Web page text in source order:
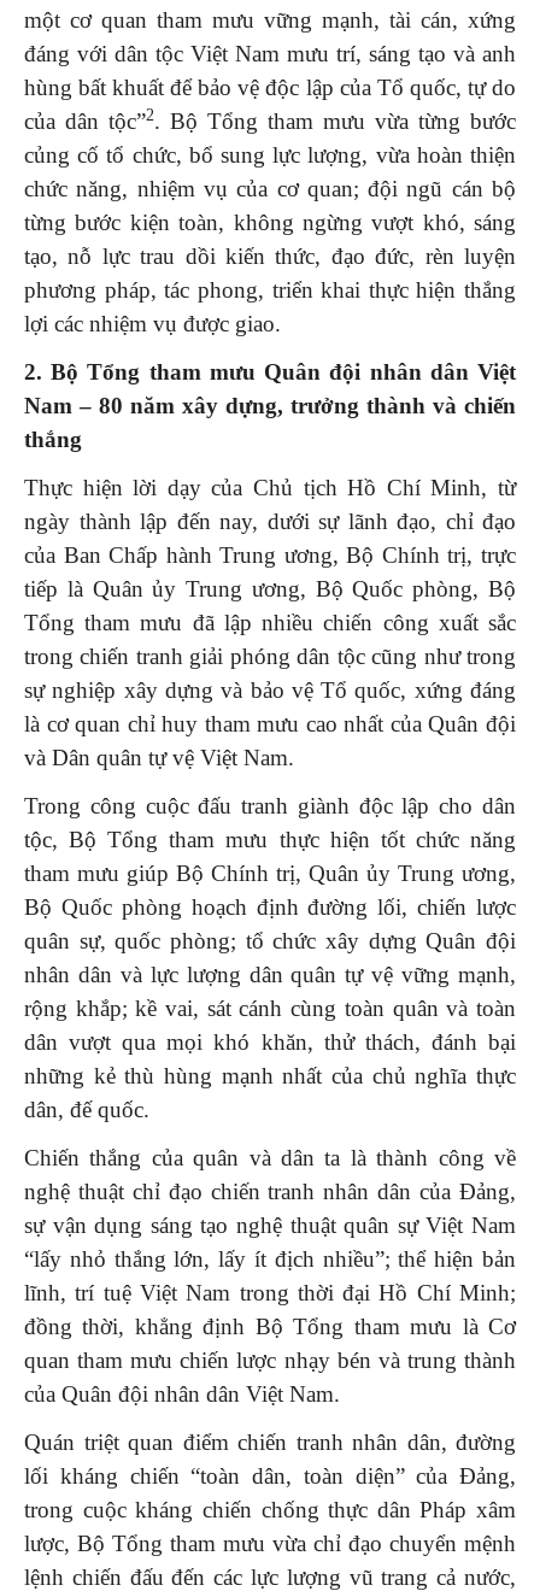
một cơ quan tham mưu vững mạnh, tài cán, xứng
đáng với dân tộc Việt Nam mưu trí, sáng tạo và anh
hùng bất khuất để bảo vệ độc lập của Tổ quốc, tự do
của dân tộc”2. Bộ Tổng tham mưu vừa từng bước
củng cố tổ chức, bổ sung lực lượng, vừa hoàn thiện
chức năng, nhiệm vụ của cơ quan; đội ngũ cán bộ
từng bước kiện toàn, không ngừng vượt khó, sáng
tạo, nỗ lực trau dồi kiến thức, đạo đức, rèn luyện
phương pháp, tác phong, triển khai thực hiện thắng
lợi các nhiệm vụ được giao.
2. Bộ Tổng tham mưu Quân đội nhân dân Việt
Nam – 80 năm xây dựng, trưởng thành và chiến
thắng
Thực hiện lời dạy của Chủ tịch Hồ Chí Minh, từ
ngày thành lập đến nay, dưới sự lãnh đạo, chỉ đạo
của Ban Chấp hành Trung ương, Bộ Chính trị, trực
tiếp là Quân ủy Trung ương, Bộ Quốc phòng, Bộ
Tổng tham mưu đã lập nhiều chiến công xuất sắc
trong chiến tranh giải phóng dân tộc cũng như trong
sự nghiệp xây dựng và bảo vệ Tổ quốc, xứng đáng
là cơ quan chỉ huy tham mưu cao nhất của Quân đội
và Dân quân tự vệ Việt Nam.
Trong công cuộc đấu tranh giành độc lập cho dân
tộc, Bộ Tổng tham mưu thực hiện tốt chức năng
tham mưu giúp Bộ Chính trị, Quân ủy Trung ương,
Bộ Quốc phòng hoạch định đường lối, chiến lược
quân sự, quốc phòng; tổ chức xây dựng Quân đội
nhân dân và lực lượng dân quân tự vệ vững mạnh,
rộng khắp; kề vai, sát cánh cùng toàn quân và toàn
dân vượt qua mọi khó khăn, thử thách, đánh bại
những kẻ thù hùng mạnh nhất của chủ nghĩa thực
dân, đế quốc.
Chiến thắng của quân và dân ta là thành công về
nghệ thuật chỉ đạo chiến tranh nhân dân của Đảng,
sự vận dụng sáng tạo nghệ thuật quân sự Việt Nam
“lấy nhỏ thắng lớn, lấy ít địch nhiều”; thể hiện bản
lĩnh, trí tuệ Việt Nam trong thời đại Hồ Chí Minh;
đồng thời, khẳng định Bộ Tổng tham mưu là Cơ
quan tham mưu chiến lược nhạy bén và trung thành
của Quân đội nhân dân Việt Nam.
Quán triệt quan điểm chiến tranh nhân dân, đường
lối kháng chiến “toàn dân, toàn diện” của Đảng,
trong cuộc kháng chiến chống thực dân Pháp xâm
lược, Bộ Tổng tham mưu vừa chỉ đạo chuyển mệnh
lệnh chiến đấu đến các lực lượng vũ trang cả nước,